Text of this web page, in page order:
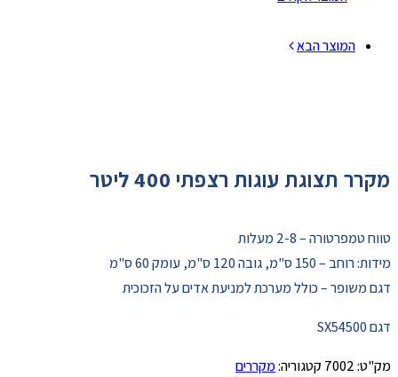
המוצר הבא
מקרר תצוגת עוגות רצפתי 400 ליטר
טווח טמפרטורה – 2-8 מעלות
מידות: רוחב – 150 ס"מ, גובה 120 ס"מ, עומק 60 ס"מ
דגם משופר – כולל מערכת למניעת אדים על הזכוכית
דגם SX54500
מק"ט:7002קטגוריה:מקררים